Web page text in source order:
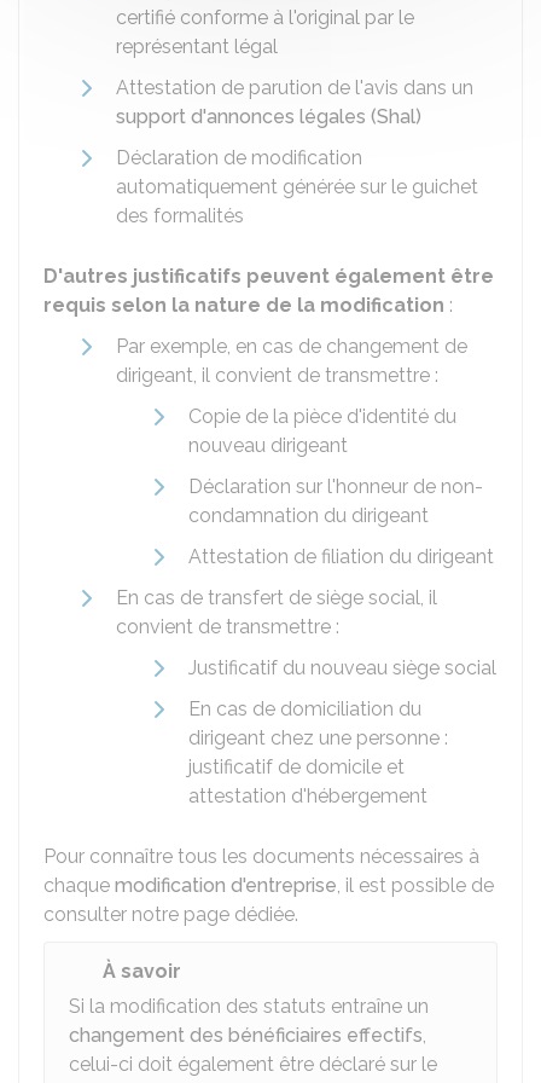
certifié conforme à l'original par le
représentant légal
Attestation de parution de l'avis dans un
support d'annonces légales (Shal)
Déclaration de modification
automatiquement générée sur le guichet
des formalités
D'autres justificatifs peuvent également être
requis selon la nature de la modification :
Par exemple, en cas de changement de
dirigeant, il convient de transmettre :
Copie de la pièce d'identité du
nouveau dirigeant
Déclaration sur l'honneur de non-
condamnation du dirigeant
Attestation de filiation du dirigeant
En cas de transfert de siège social, il
convient de transmettre :
Justificatif du nouveau siège social
En cas de domiciliation du
dirigeant chez une personne :
justificatif de domicile et
attestation d'hébergement
Pour connaître tous les documents nécessaires à
chaque modification d'entreprise, il est possible de
consulter notre page dédiée.
À savoir
Si la modification des statuts entraîne un
changement des bénéficiaires effectifs,
celui-ci doit également être déclaré sur le